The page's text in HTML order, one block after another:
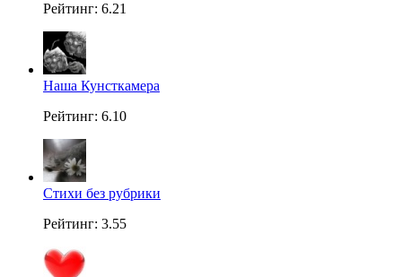
Рейтинг: 6.21
Наша Кунсткамера
Рейтинг: 6.10
Стихи без рубрики
Рейтинг: 3.55